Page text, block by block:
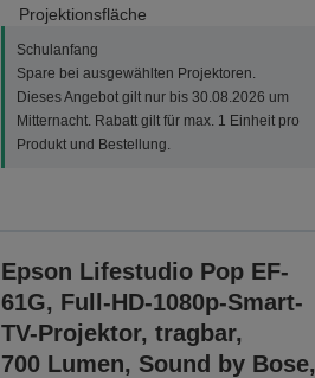
Projektionsfläche
Schulanfang
Spare bei ausgewählten Projektoren.
Dieses Angebot gilt nur bis 30.08.2026 um
Mitternacht. Rabatt gilt für max. 1 Einheit pro
Produkt und Bestellung.
Epson Lifestudio Pop EF-
61G, Full-HD-1080p-Smart-
TV-Projektor, tragbar,
700 Lumen, Sound by Bose,